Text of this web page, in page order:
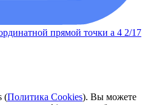
прямой точки а 4 2/17
(Политика Cookies). Вы можете